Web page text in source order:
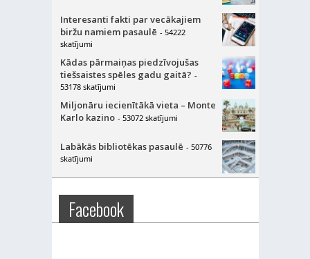
Interesanti fakti par vecākajiem
biržu namiem pasaulē - 54222
skatījumi
Kādas pārmaiņas piedzīvojušas
tiešsaistes spēles gadu gaitā? -
53178 skatījumi
Miljonāru iecienītākā vieta – Monte
Karlo kazino - 53072 skatījumi
Labākās bibliotēkas pasaulē - 50776
skatījumi
Facebook